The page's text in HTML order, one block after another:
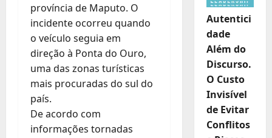
província de Maputo. O
incidente ocorreu quando
o veículo seguia em
direção à Ponta do Ouro,
uma das zonas turísticas
mais procuradas do sul do
país.
De acordo com
informações tornadas
Autentici
dade
Além do
Discurso.
O Custo
Invisível
de Evitar
Conflitos